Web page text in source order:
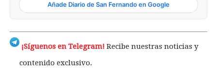
Añade Diario de San Fernando en Google
¡Síguenos en Telegram! Recibe nuestras noticias y
contenido exclusivo.